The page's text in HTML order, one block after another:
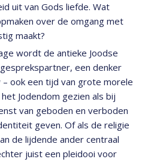
uit van Gods liefde. Wat
over de omgang met
maakt?
wordt de antieke Joodse
een denker
ook een tijd van grote morele
Jodendom gezien als bij
van geboden en verboden
geven. Of als de religie
de lijdende ander centraal
juist een pleidooi voor